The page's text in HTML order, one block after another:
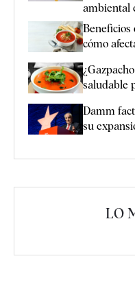
ambiental
Beneficios
cómo
saludable
Damm
su
LO